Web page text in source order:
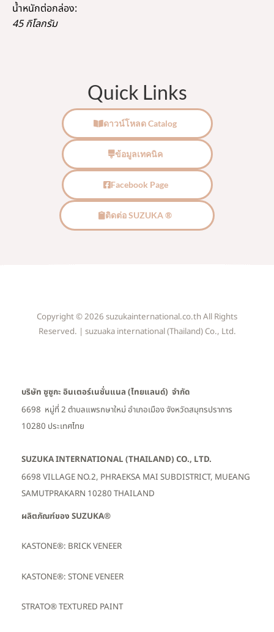
น้ำหนักต่อกล่อง:
45 กิโลกรัม
Quick Links
ดาวน์โหลด Catalog
ข้อมูลเทคนิค
Facebook Page
ติดต่อ SUZUKA ®
Copyright © 2026 suzukainternational.co.th All Rights
Reserved. | suzuaka international (Thailand) Co., Ltd.
บริษัท ซูซูกะ อินเตอร์เนชั่นแนล (ไทยแลนด์) จำกัด
6698 หมู่ที่ 2 ตำบลแพรกษาใหม่ อำเภอเมืองจังหวัดสมุทรปราการ
10280 ประเทศไทย
SUZUKA INTERNATIONAL (THAILAND) CO., LTD.
6698 VILLAGE NO.2, PHRAEKSA MAI SUBDISTRICT, MUEANG
SAMUTPRAKARN 10280 THAILAND
ผลิตภัณฑ์ของ SUZUKA®
KASTONE®: BRICK VENEER
KASTONE®: STONE VENEER
STRATO® TEXTURED PAINT